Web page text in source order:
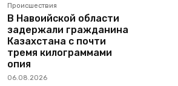
Происшествия
В Навоийской области
задержали гражданина
Казахстана с почти
тремя килограммами
опия
06.08.2026